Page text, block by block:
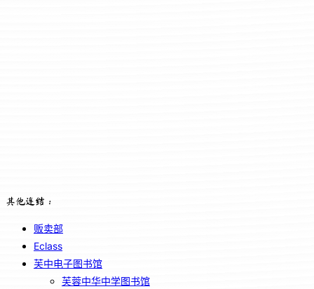
其他连结：
贩卖部
Eclass
芙中电子图书馆
芙蓉中华中学图书馆